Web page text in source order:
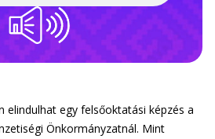
elindulhat egy felsőoktatási képzés a
Önkormányzatnál. Mint